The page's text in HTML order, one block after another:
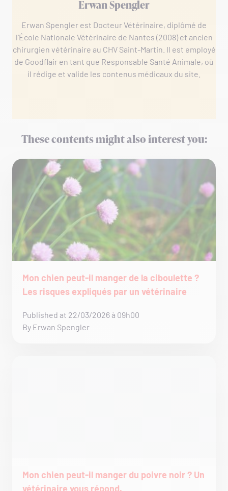
Erwan Spengler
Erwan Spengler est Docteur Vétérinaire, diplômé de
l'École Nationale Vétérinaire de Nantes (2008) et ancien
chirurgien vétérinaire au CHV Saint-Martin. Il est employé
de Goodflair en tant que Responsable Santé Animale, où
il rédige et valide les contenus médicaux du site.
These contents might also interest you:
Mon chien peut-il manger de la ciboulette ?
Les risques expliqués par un vétérinaire
Published at 22/03/2026 à 09h00
By Erwan Spengler
Mon chien peut-il manger du poivre noir ? Un
vétérinaire vous répond.